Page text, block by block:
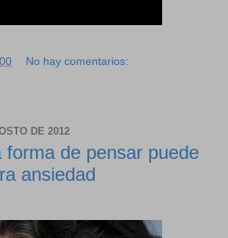
No hay comentarios:
DE 2012
forma de pensar puede
ansiedad